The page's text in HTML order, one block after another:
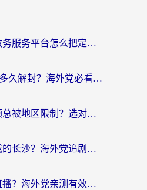
在菲律宾用国家政务服务平台怎么把定位修改到中国国内？3步解决+海外看剧听歌全攻略
优酷VIP海外限制多久解封？海外党必看的跨区难题一站式解决指南
在海外看腾讯视频总被地区限制？选对回国加速器，还能解决泰国政务网和蜻蜓FM卡顿问题
泰国怎么打不开我的长沙？海外党追剧看片的破局指南
国外怎么看魅影直播？海外党亲测有效的回国加速指南（附听歌、看央视VIP技巧）